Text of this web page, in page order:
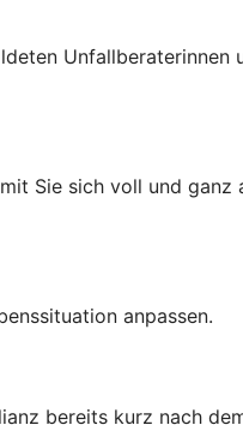
Unfallberaterinnen
Sie sich voll und ganz
anpassen.
bereits kurz nach